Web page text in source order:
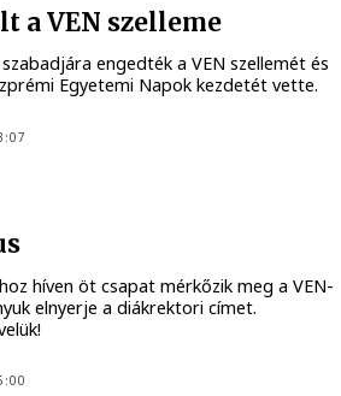
a VEN szelleme
engedték a VEN szellemét és
Egyetemi Napok kezdetét vette.
híven öt csapat mérkőzik meg a VEN-
elnyerje a diákrektori címet.